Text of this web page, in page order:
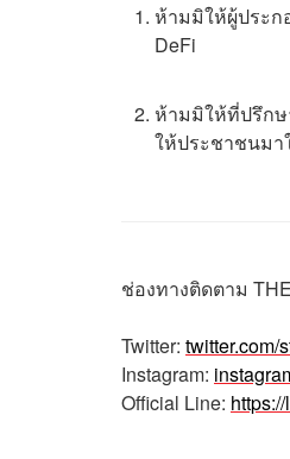
ห้ามมิให้ผู้ประก
DeFi
ห้ามมิให้ที่ปรึกษ
ให้ประชาชนมา
ช่องทางติดตาม
Twitter: twitter.com/
Instagram:
Official Line: